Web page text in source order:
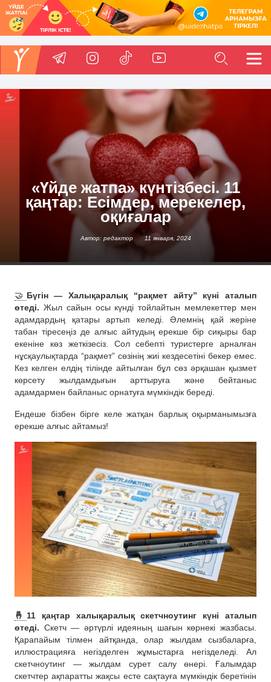
«Үйде жатпа» күнтізбесі. 11
қаңтар: Есімдер, мерекелер,
оқиғалар
Автор: редактор 11 января, 2024
🤝 Бүгін — Халықаралық “рақмет айту” күні аталып
өтеді. Жыл сайын осы күнді тойлайтын мемлекеттер мен
адамдардың қатары артып келеді. Әлемнің қай жеріне
табан тіресеңіз де алғыс айтудың ерекше бір сиқыры бар
екеніне көз жеткізесіз. Сол себепті туристерге арналған
нұсқаулықтарда “рақмет” сөзінің жиі кездесетіні бекер емес.
Кез келген елдің тілінде айтылған бұл сөз әрқашан қызмет
көрсету жылдамдығын арттыруға және бейтаныс
адамдармен байланыс орнатуға мүмкіндік береді.
Ендеше бізбен бірге келе жатқан барлық оқырманымызға
ерекше алғыс айтамыз!
🤞 11 қаңтар халықаралық скетчноутинг күні аталып
өтеді. Скетч — әртүрлі идеяның шағын көрнекі жазбасы.
Қарапайым тілмен айтқанда, олар жылдам сызбаларға,
иллюстрацияға негізделген жұмыстарға негізделеді. Ал
скетчноутинг — жылдам сурет салу өнері. Ғалымдар
скетчтер ақпаратты жақсы есте сақтауға мүмкіндік беретінін